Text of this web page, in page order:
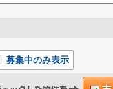
募集中のみ表示